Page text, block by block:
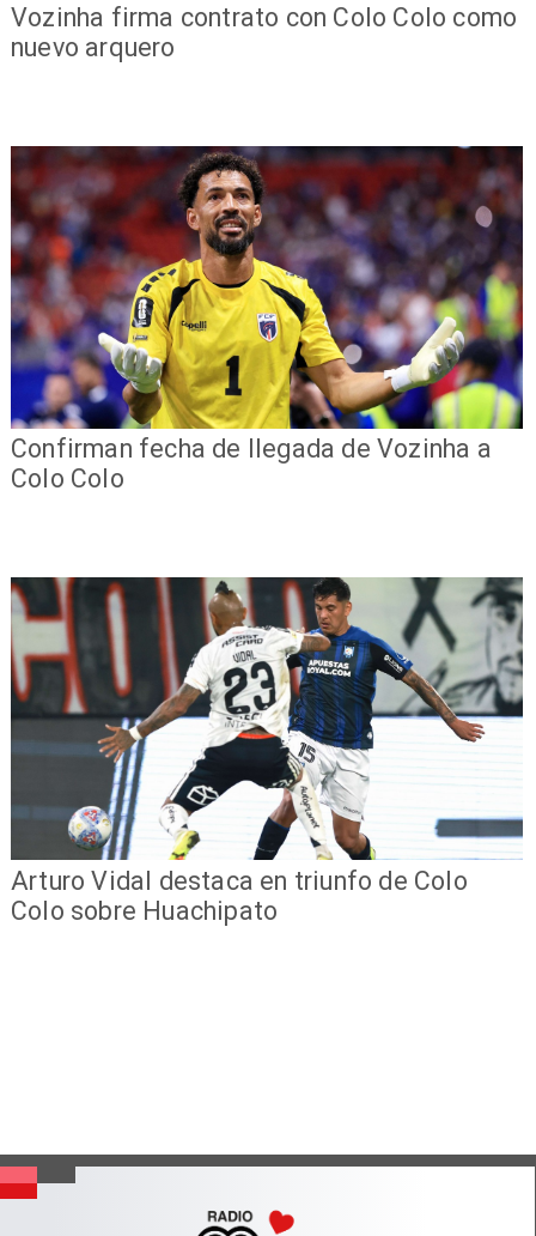
Vozinha firma contrato con Colo Colo como
nuevo arquero
Confirman fecha de llegada de Vozinha a
Colo Colo
Arturo Vidal destaca en triunfo de Colo
Colo sobre Huachipato